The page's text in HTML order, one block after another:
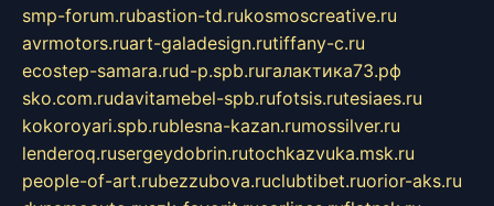
smp-forum.rubastion-td.rukosmoscreative.ru
avrmotors.ruart-galadesign.rutiffany-c.ru
ecostep-samara.rud-p.spb.ruгалактика73.рф
sko.com.rudavitamebel-spb.rufotsis.rutesiaes.ru
kokoroyari.spb.rublesna-kazan.rumossilver.ru
lenderoq.rusergeydobrin.rutochkazvuka.msk.ru
people-of-art.rubezzubova.ruclubtibet.ruorior-aks.ru